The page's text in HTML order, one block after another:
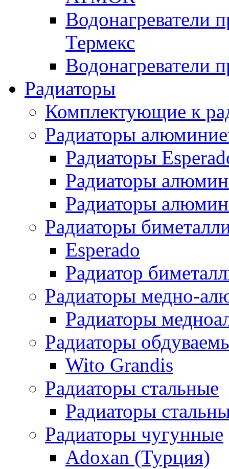
Водонагреватели
Термекс
Водонагреватели
Радиаторы
Комплектующие к
Радиаторы
Радиаторы
Радиаторы
Радиаторы
Радиаторы
Esperado
Радиатор
Радиаторы медно-
Радиаторы
Радиаторы
Wito Grandis
Радиаторы стальные
Радиаторы
Радиаторы чугунные
Adoxan (Турция)